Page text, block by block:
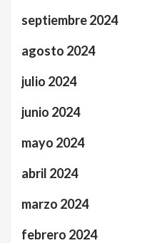
septiembre 2024
agosto 2024
julio 2024
junio 2024
mayo 2024
abril 2024
marzo 2024
febrero 2024